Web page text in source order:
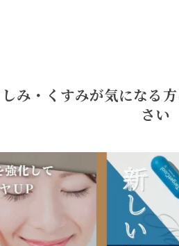
しみ・くすみが気になる
さい